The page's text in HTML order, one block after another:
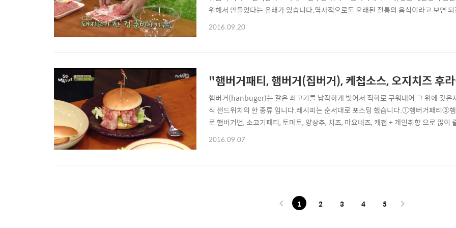
위해서 만들었다는 유래가 있습니다.역사적으로도 오래된 전통의 음식이라고 보면
ⓒ집밥백선생2 tvn"(1)만두소만들기 . (2)완탕만두 만들기. (3)완탕(만두)튀김 . .
2016.09.20
"햄버거패티, 햄버거(집버거), 케첩소스, 오지치즈 후
햄버거(hanbuger)는 갈은 쇠고기를 납작하게 빚어서 직화로 구워내어 그 위에 갖은
식 샌드위치의 한 종류 입니다.레시피는 순서대로 포스팅 했습니다.①햄버거패티
로 햄버거번, 소고기패티, 토마토, 양상추, 치즈, 마요네즈, 케첩 + 개인취향 으로 많
리(1)햄버거패티이미지 및 내용참조 집밥백선생2 . 방송화면 캪쳐를 통한 레시피
2016.09.07
1 2 3 4 5